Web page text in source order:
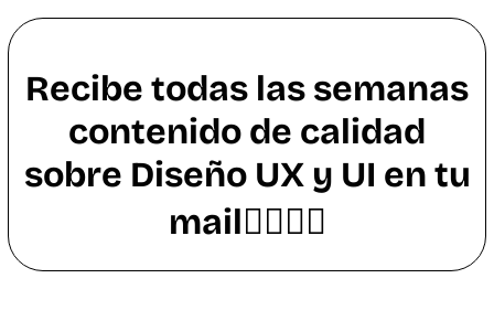
Recibe todas las semanas
contenido de calidad
sobre Diseño UX y UI en tu
mail👇🏼👇🏼